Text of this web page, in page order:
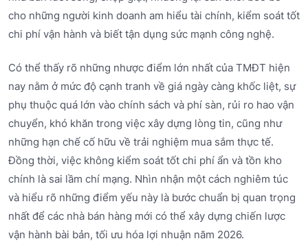
cho những người kinh doanh am hiểu tài chính, kiểm soát tốt
chi phí vận hành và biết tận dụng sức mạnh công nghệ.
Có thể thấy rõ những nhược điểm lớn nhất của TMĐT hiện
nay nằm ở mức độ cạnh tranh về giá ngày càng khốc liệt, sự
phụ thuộc quá lớn vào chính sách và phí sàn, rủi ro hao vận
chuyển, khó khăn trong việc xây dựng lòng tin, cũng như
những hạn chế cố hữu về trải nghiệm mua sắm thực tế.
Đồng thời, việc không kiểm soát tốt chi phí ẩn và tồn kho
chính là sai lầm chí mạng. Nhìn nhận một cách nghiêm túc
và hiểu rõ những điểm yếu này là bước chuẩn bị quan trọng
nhất để các nhà bán hàng mới có thể xây dựng chiến lược
vận hành bài bản, tối ưu hóa lợi nhuận năm 2026.